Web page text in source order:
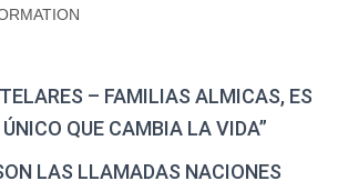
– FAMILIAS ALMICAS, ES
QUE CAMBIA LA VIDA”
LAS LLAMADAS NACIONES